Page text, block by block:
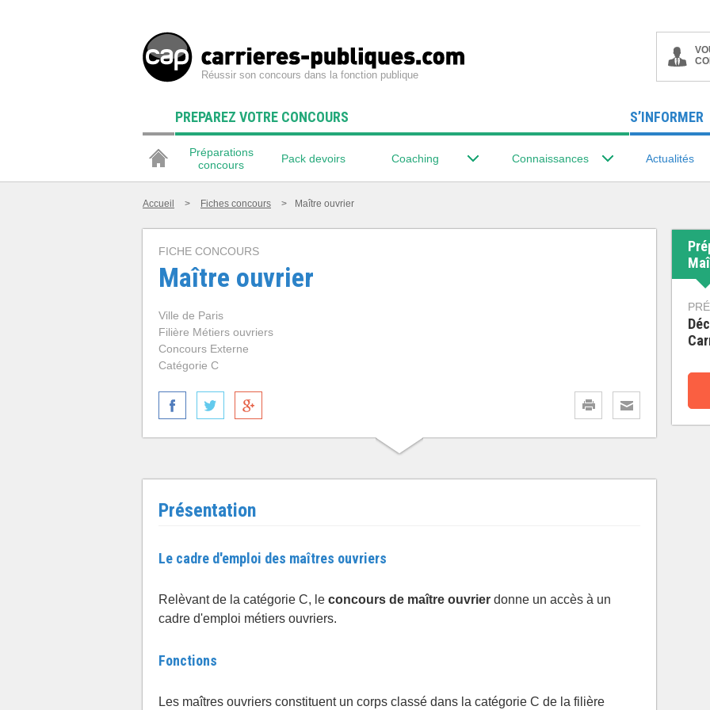
Réussir son concours dans la fonction publique
PREPAREZ VOTRE CONCOURS
Préparations
concours
Pack devoirs Coaching Connaissances
S’INFORMER
Actualités
Accueil > Fiches concours > Maître ouvrier
FICHE CONCOURS
Maître ouvrier
Ville de Paris
Filière Métiers ouvriers
Concours Externe
Catégorie C
Présentation
Le cadre d'emploi des maîtres ouvriers
Relèvant de la catégorie C, le concours de maître ouvrier donne un accès à un
cadre d'emploi métiers ouvriers.
Fonctions
Les maîtres ouvriers constituent un corps classé dans la catégorie C de la filière